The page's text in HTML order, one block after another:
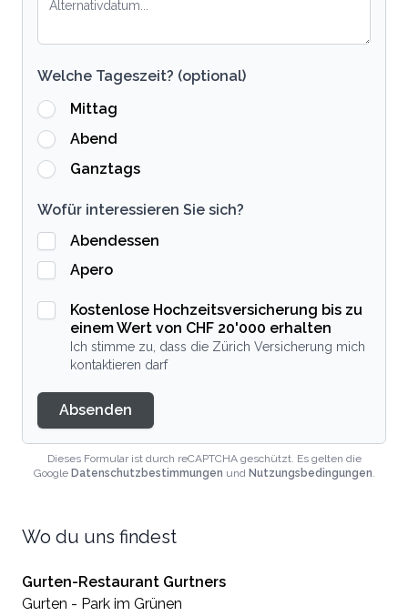
Welche Tageszeit? (optional)
Mittag
Abend
Ganztags
Wofür interessieren Sie sich?
Abendessen
Apero
Kostenlose Hochzeitsversicherung bis zu
einem Wert von CHF 20'000 erhalten
Ich stimme zu, dass die Zürich Versicherung mich
kontaktieren darf
Absenden
Dieses Formular ist durch reCAPTCHA geschützt. Es gelten die
Google Datenschutzbestimmungen und Nutzungsbedingungen.
Wo du uns findest
Gurten-Restaurant Gurtners
Gurten - Park im Grünen